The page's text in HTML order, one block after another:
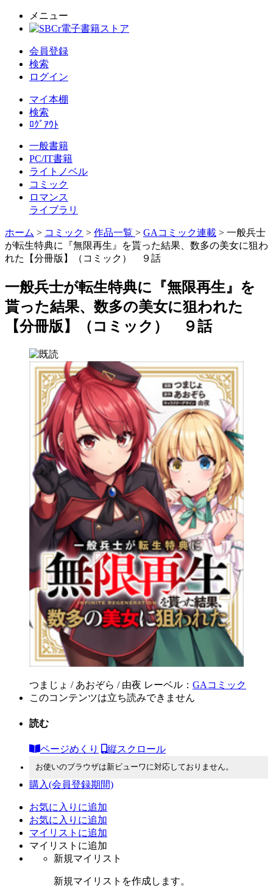
メニュー
会員登録
検索
ログイン
マイ本棚
検索
ﾛｸﾞｱｳﾄ
一般書籍
PC/IT書籍
ライトノベル
コミック
ロマンス
ライブラリ
ホーム > コミック > 作品一覧 > GAコミック連載 > 一般兵士
が転生特典に『無限再生』を貰った結果、数多の美女に狙わ
れた【分冊版】（コミック） ９話
一般兵士が転生特典に『無限再生』を
貰った結果、数多の美女に狙われた
【分冊版】（コミック） ９話
つまじょ / あおぞら / 由夜 レーベル： GAコミック
このコンテンツは立ち読みできません
読む
ページめくり 縦スクロール
お使いのブラウザは新ビューワに対応しておりません。
購入(会員登録期間)
お気に入りに追加
お気に入りに追加
マイリストに追加
マイリストに追加
新規マイリスト
新規マイリストを作成します。